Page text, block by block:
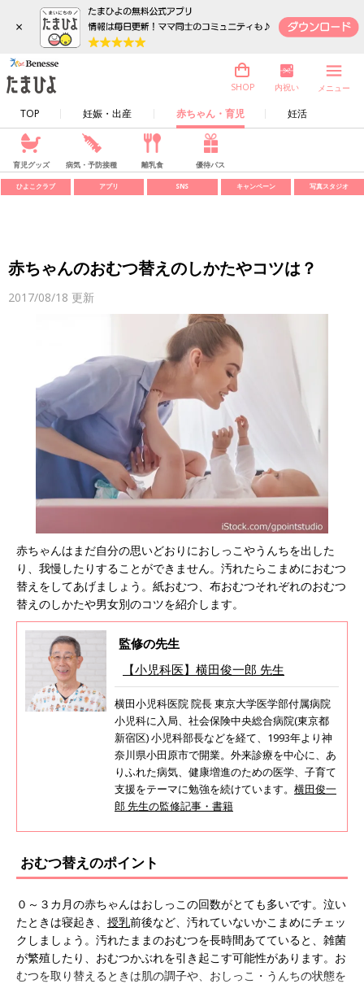
×
TOP 妊娠・出産 赤ちゃん・育児 妊活
SHOP 内祝い メニュー
育児グッズ 病気・予防接種 離乳食 優待パス
ひよこクラブ アプリ SNS キャンペーン 写真スタジオ
赤ちゃんのおむつ替えのしかたやコツは？
2017/08/18 更新
赤ちゃんはまだ自分の思いどおりにおしっこやうんちを出した
り、我慢したりすることができません。汚れたらこまめにおむつ
替えをしてあげましょう。紙おむつ、布おむつそれぞれのおむつ
替えのしかたや男女別のコツを紹介します。
監修の先生
【小児科医】横田俊一郎 先生
横田小児科医院 院長 東京大学医学部付属病院
小児科に入局、社会保険中央総合病院(東京都
新宿区) 小児科部長などを経て、1993年より神
奈川県小田原市で開業。外来診療を中心に、あ
りふれた病気、健康増進のための医学、子育て
支援をテーマに勉強を続けています。 横田俊一
郎 先生の監修記事・書籍
おむつ替えのポイント
０～３カ月の赤ちゃんはおしっこの回数がとても多いです。泣い
たときは寝起き、 授乳前後など、汚れていないかこまめにチェッ
クしましょう。汚れたままのおむつを長時間あてていると、雑菌
が繁殖したり、おむつかぶれを引き起こす可能性があります。お
むつを取り替えるときは肌の調子や、おしっこ・うんちの状態を